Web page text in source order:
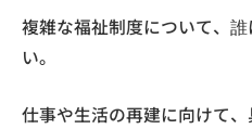
複雑な福祉制度について、
い。
仕事や生活の再建に向けて